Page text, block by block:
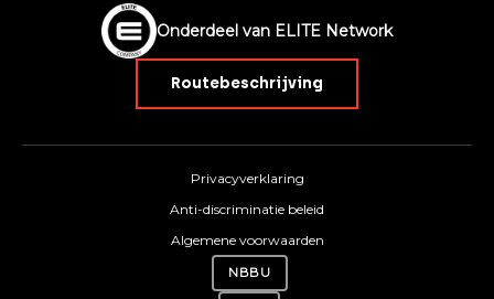
Onderdeel van ELITE Network
Routebeschrijving
Privacyverklaring
Anti-discriminatie beleid
Algemene voorwaarden
NBBU